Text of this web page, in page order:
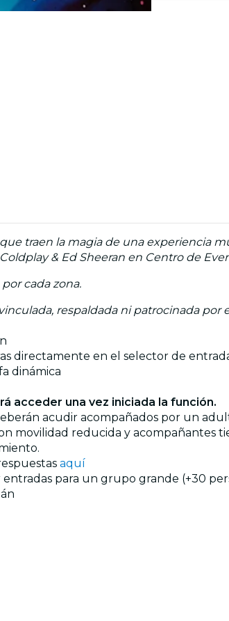
traen la magia de una experiencia
& Ed Sheeran en Centro de
cada zona.
respaldada ni patrocinada por
directamente en el selector de
dinámica
acceder una vez iniciada la función.
acudir acompañados por un
movilidad reducida y acompañantes
aquí
para un grupo grande (+30